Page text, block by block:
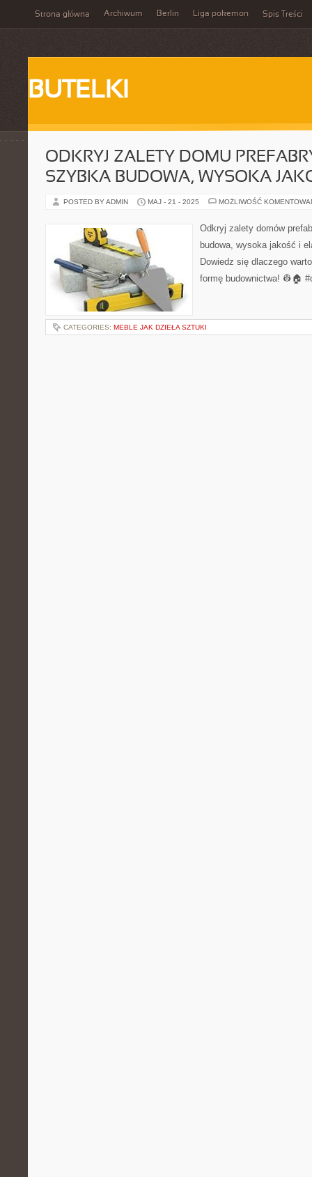
Strona główna Archiwum Berlin Liga pokemon Spis Treści
BUTELKI
ODKRYJ ZALETY DOMU
SZYBKA BUDOWA, WYSOKA
POSTED BY ADMIN MAJ - 21 - 2025 MOŻLIWOŚĆ
Odkryj zalety domów
budowa, wysoka jakość i
Dowiedz się dlaczego
formę budownictwa! 👷🏠
CATEGORIES: MEBLE JAK DZIEŁA SZTUKI